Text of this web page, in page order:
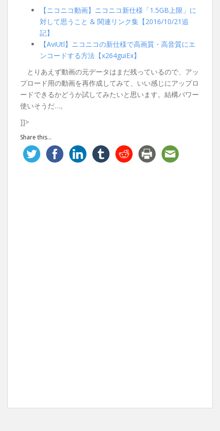
【ニコニコ動画】ニコニコ新仕様「1.5GB上限」に
対して思うこと & 関連リンク集【2016/10/21追
記】
【AviUtl】ニコニコの新仕様で高画質・高音質にエ
ンコードする方法【x264guiEx】
とりあえず動画の元データはまだ残っているので、アッ
プロード用の動画を再作成してみて、いい感じにアップロ
ードできるかどうか試してみたいと思います。結構パワー
使いそうだ…。
]]>
Share this...